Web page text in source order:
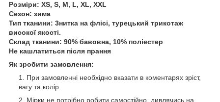
Розміри: XS, S, M, L, XL, XXL
Сезон: зима
Тип тканини: 3нитка на флісі, турецький трикотаж
високої якості.
Склад тканини: 90% бавовна, 10% поліестер
Не кашлатиться після прання
Як зробити замовлення:
При замовленні необхідно вказати в коментарях зріст,
вагу та колір.
Мірки не потрібно робити самостійно, дивлячись на